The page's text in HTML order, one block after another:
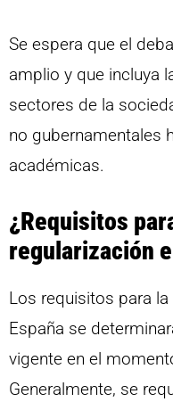
Se espera que el
amplio y que incluya
sectores de la
no gubernamentales
académicas.
¿Requisitos
regularización
Los requisitos para
España se
vigente en el
Generalmente, se